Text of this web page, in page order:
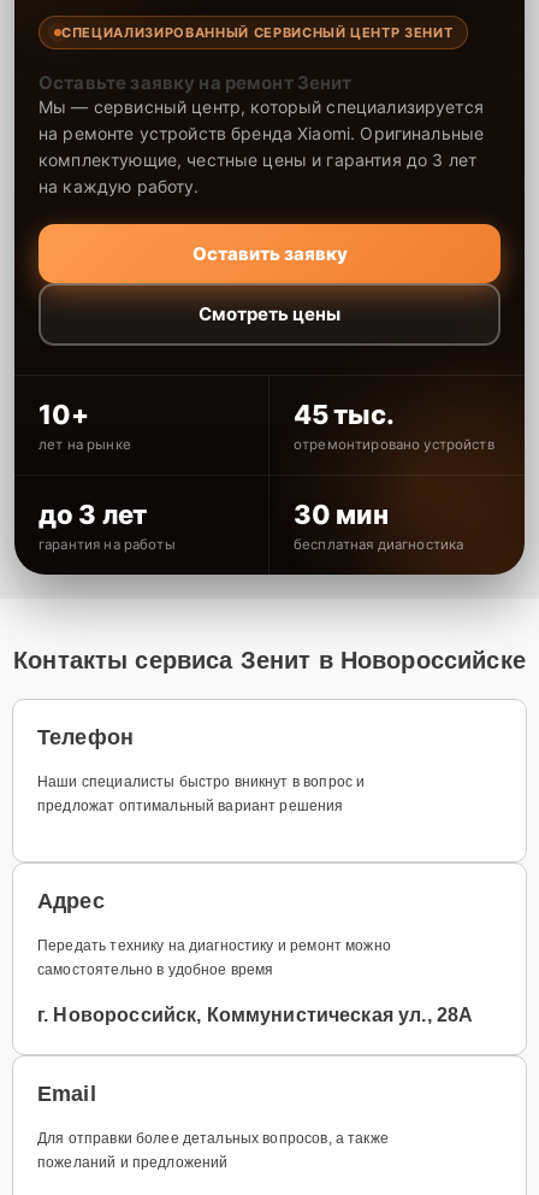
СПЕЦИАЛИЗИРОВАННЫЙ СЕРВИСНЫЙ ЦЕНТР ЗЕНИТ
Оставьте заявку на ремонт Зенит
Мы — сервисный центр, который специализируется
на ремонте устройств бренда Xiaomi. Оригинальные
комплектующие, честные цены и гарантия до 3 лет
на каждую работу.
Оставить заявку
Смотреть цены
10+
лет на рынке
45 тыс.
отремонтировано устройств
до 3 лет
гарантия на работы
30 мин
бесплатная диагностика
Контакты сервиса Зенит в Новороссийске
Телефон
Наши специалисты быстро вникнут в вопрос и
предложат оптимальный вариант решения
Адрес
Передать технику на диагностику и ремонт можно
самостоятельно в удобное время
г. Новороссийск, Коммунистическая ул., 28А
Email
Для отправки более детальных вопросов, а также
пожеланий и предложений